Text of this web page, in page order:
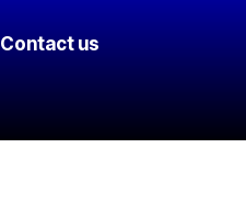
Contact us